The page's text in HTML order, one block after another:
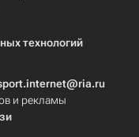
технологий
и рекламы